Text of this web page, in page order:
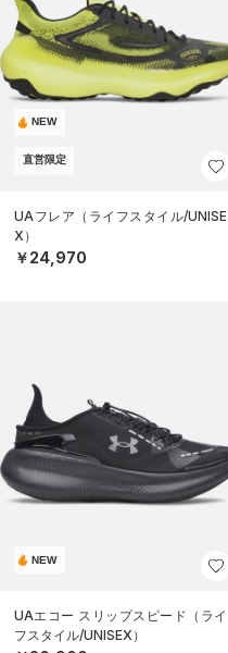
NEW
直営限定
UAフレア（ライフスタイル/UNISE
X）
￥24,970
NEW
UAエコー スリップスピード（ライ
フスタイル/UNISEX）